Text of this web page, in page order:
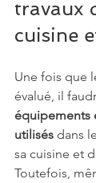
travaux
cuisine
Une fois que
évalué, il
équipements
utilisés dans
sa cuisine et
Toutefois,